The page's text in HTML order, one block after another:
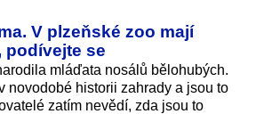
V plzeňské zoo mají
podívejte se
mláďata nosálů bělohubých.
novodobé historii zahrady a jsou to
zatím nevědí, zda jsou to